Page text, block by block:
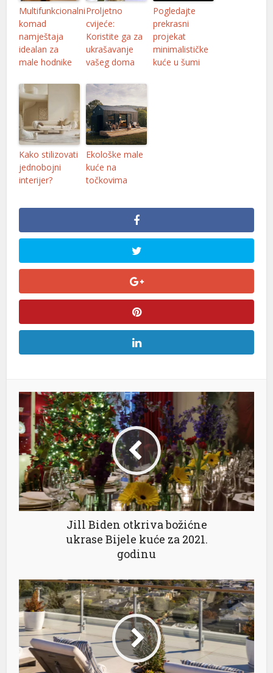
Multifunkcionalni
komad
namještaja
idealan za
male hodnike
Proljetno
cvijeće:
Koristite ga za
ukrašavanje
vašeg doma
Pogledajte
prekrasni
projekat
minimalističke
kuće u šumi
Kako stilizovati
jednobojni
interijer?
Ekološke male
kuće na
točkovima
Jill Biden otkriva božićne
ukrase Bijele kuće za 2021.
godinu